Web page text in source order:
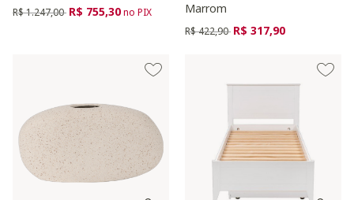
Preço reduzido de
R$ 1.247,00 para
R$ 755,30no PIX
Marrom
Preço reduzido de
R$ 422,90 para
R$ 317,90